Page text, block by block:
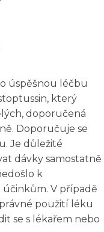
úspěšnou léčbu
který
doporučená
Doporučuje se
Je důležité
dávky samostatně
k
V případě
použití léku
se s lékařem nebo